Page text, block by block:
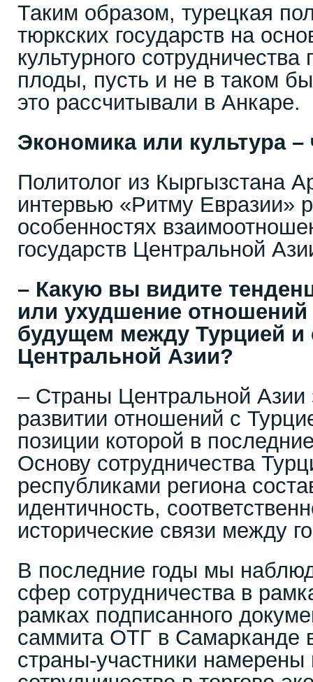
Таким образом, турецкая
тюркских государств на
культурного
плоды, пусть и не в таком
это рассчитывали в Анкаре.
Экономика или культура –
Политолог из Кыргызстана
интервью «Ритму Евразии»
особенностях
государств Центральной
– Какую вы видите
или ухудшение
будущем между Турцией и
Центральной Азии?
– Страны Центральной Азии
развитии отношений с
позиции которой в
Основу сотрудничества
республиками региона
идентичность,
исторические связи между
В последние годы мы
сфер сотрудничества в
рамках подписанного
саммита ОТГ в Самарканде
страны-участники намерены